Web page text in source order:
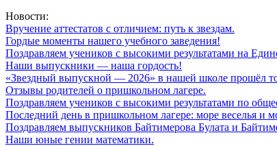
Новости:
Вручение аттестатов с отличием: путь к звездам.
Гордые моменты нашего учебного заведения!
Поздравляем учеников с высокими результатами на
Наши выпускники — наша гордость!
«Звездный выпускной — 2026» в нашей школе прошёл
Отзывы родителей о пришкольном лагере.
Поздравляем учеников с высокими результатами по
Последний день в пришкольном лагере: море веселья и
Поздравляем выпускников Байтимерова Булата и
Наши юные гении математики.